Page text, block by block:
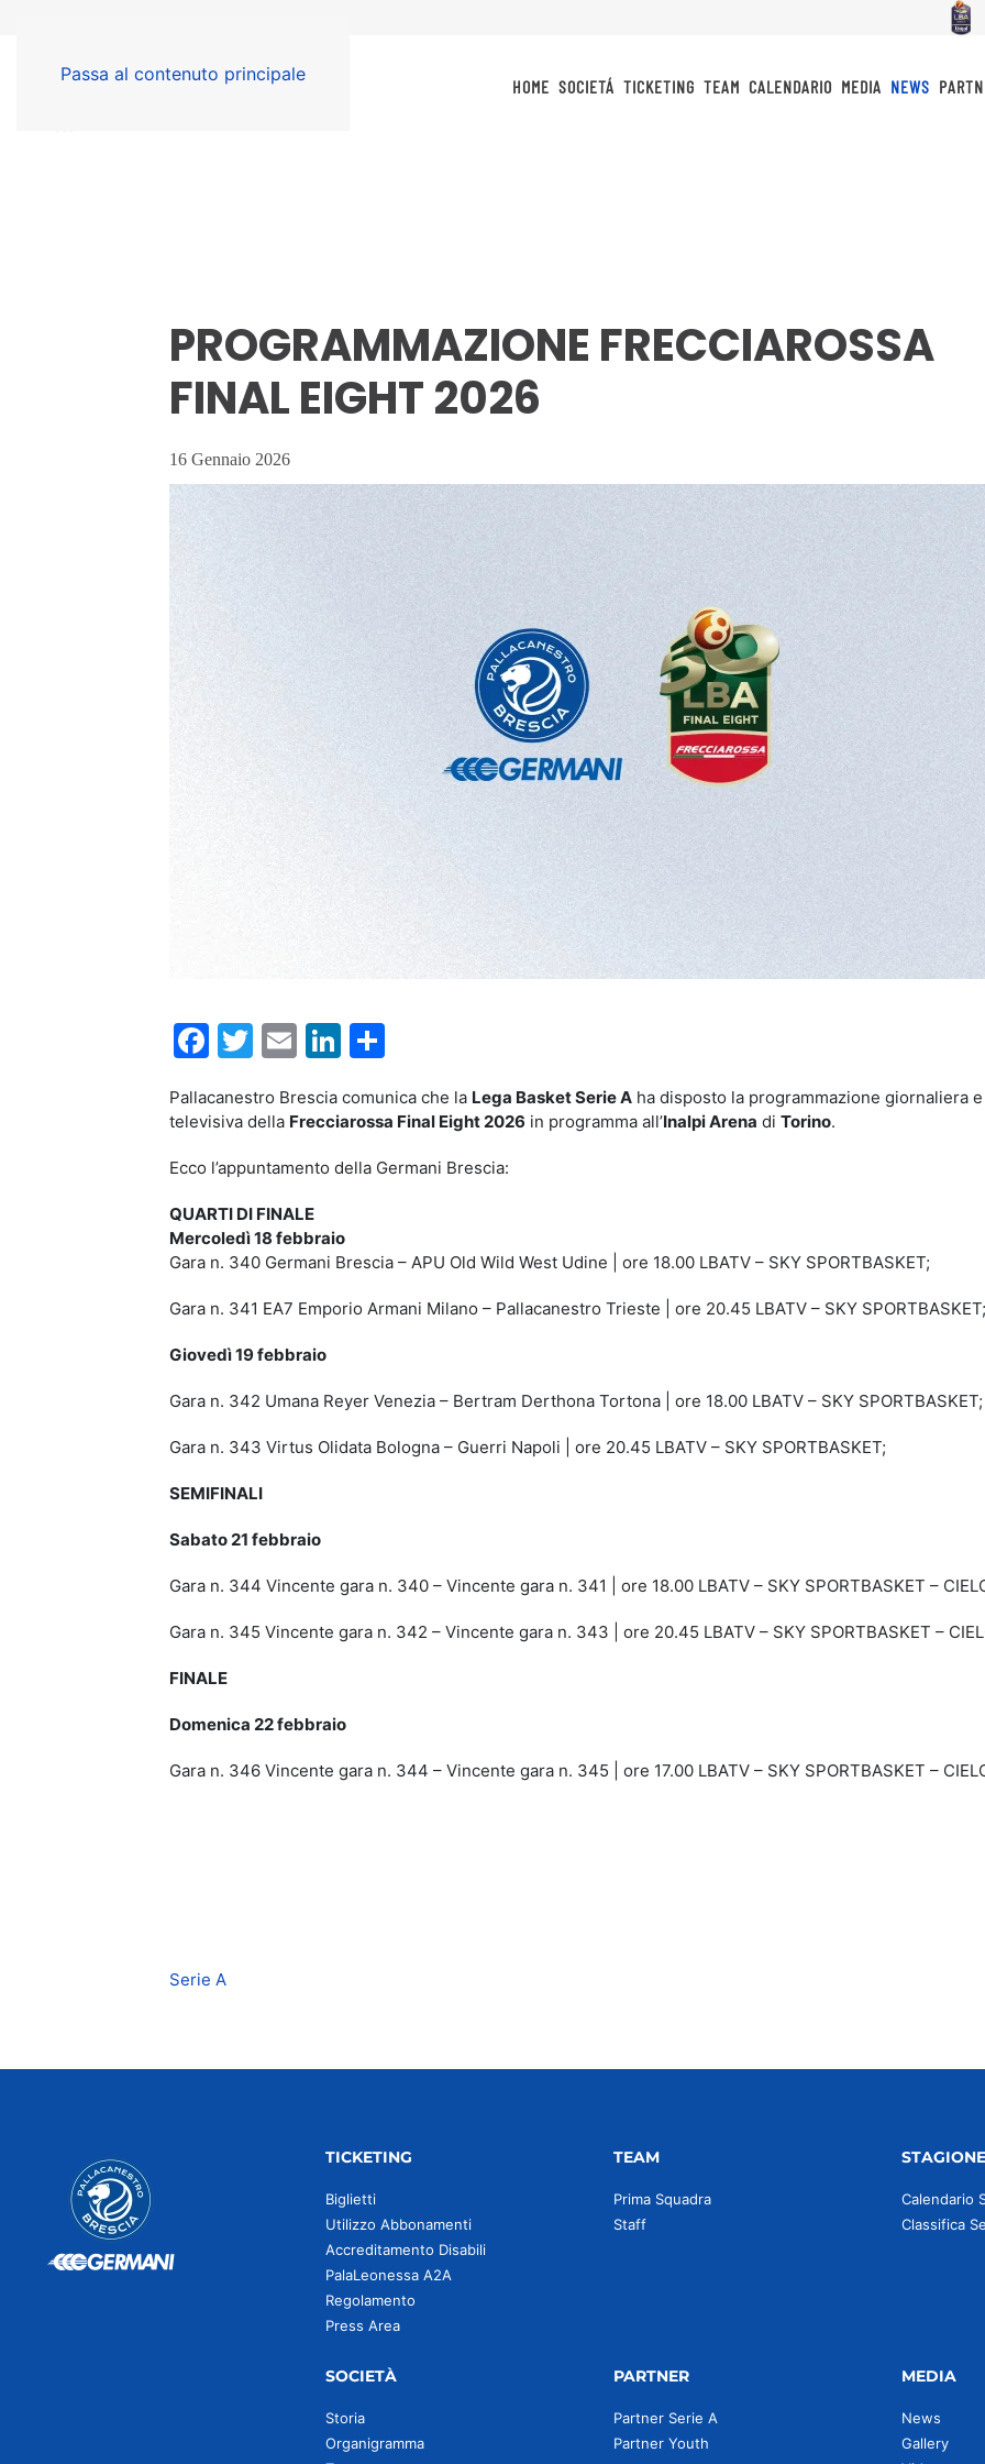
Passa al contenuto principale
HOME SOCIETÁ TICKETING TEAM CALENDARIO MEDIA NEWS
PROGRAMMAZIONE FRECCIAROSSA
FINAL EIGHT 2026
16 Gennaio 2026
Facebook
Twitter
EmailLinkedIn
Pallacanestro Brescia comunica che la Lega Basket Serie A ha disposto la programmazione giornaliera e
televisiva della Frecciarossa Final Eight 2026 in programma all’Inalpi Arena di Torino.
Ecco l’appuntamento della Germani Brescia:
QUARTI DI FINALE
Mercoledì 18 febbraio
Gara n. 340 Germani Brescia – APU Old Wild West Udine | ore 18.00 LBATV – SKY SPORTBASKET;
Gara n. 341 EA7 Emporio Armani Milano – Pallacanestro Trieste | ore 20.45 LBATV – SKY SPORTBASKET;
Giovedì 19 febbraio
Gara n. 342 Umana Reyer Venezia – Bertram Derthona Tortona | ore 18.00 LBATV – SKY SPORTBASKET;
Gara n. 343 Virtus Olidata Bologna – Guerri Napoli | ore 20.45 LBATV – SKY SPORTBASKET;
SEMIFINALI
Sabato 21 febbraio
Gara n. 344 Vincente gara n. 340 – Vincente gara n. 341 | ore 18.00 LBATV – SKY SPORTBASKET –
Gara n. 345 Vincente gara n. 342 – Vincente gara n. 343 | ore 20.45 LBATV – SKY SPORTBASKET –
FINALE
Domenica 22 febbraio
Gara n. 346 Vincente gara n. 344 – Vincente gara n. 345 | ore 17.00 LBATV – SKY SPORTBASKET –
Serie A
TICKETING
Biglietti
Utilizzo Abbonamenti
Accreditamento Disabili
PalaLeonessa A2A
Regolamento
Press Area
TEAM
Prima Squadra
Staff
STAGIONE
Calendario
Classifica
SOCIETÀ
Storia
Organigramma
PARTNER
Partner Serie A
Partner Youth
MEDIA
News
Gallery